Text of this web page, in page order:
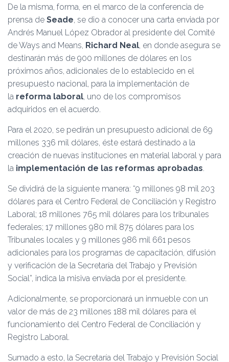
De la misma, forma, en el marco de la conferencia de
prensa de Seade, se dio a conocer una carta enviada por
Andrés Manuel López Obrador al presidente del Comité
de Ways and Means, Richard Neal, en donde asegura se
destinarán más de 900 millones de dólares en los
próximos años, adicionales de lo establecido en el
presupuesto nacional, para la implementación de
la reforma laboral, uno de los compromisos
adquiridos en el acuerdo.
Para el 2020, se pedirán un presupuesto adicional de 69
millones 336 mil dólares, éste estará destinado a la
creación de nuevas instituciones en material laboral y para
la implementación de las reformas aprobadas.
Se dividirá de la siguiente manera: “9 millones 98 mil 203
dólares para el Centro Federal de Conciliación y Registro
Laboral; 18 millones 765 mil dólares para los tribunales
federales; 17 millones 980 mil 875 dólares para los
Tribunales locales y 9 millones 986 mil 661 pesos
adicionales para los programas de capacitación, difusión
y verificación de la Secretaría del Trabajo y Previsión
Social”, indica la misiva enviada por el presidente.
Adicionalmente, se proporcionará un inmueble con un
valor de más de 23 millones 188 mil dólares para el
funcionamiento del Centro Federal de Conciliación y
Registro Laboral.
Sumado a esto, la Secretaría del Trabajo y Previsión Social